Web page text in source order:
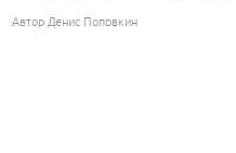
Автор Денис Поповкин